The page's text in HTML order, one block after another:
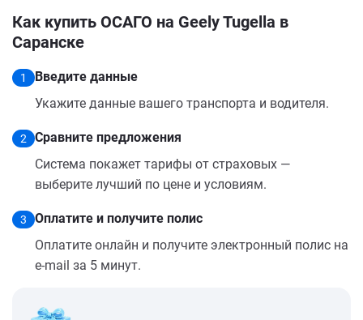
Как купить ОСАГО на Geely Tugella в
Саранске
1
Введите данные
Укажите данные вашего транспорта и водителя.
2
Сравните предложения
Система покажет тарифы от страховых —
выберите лучший по цене и условиям.
3
Оплатите и получите полис
Оплатите онлайн и получите электронный полис на
e-mail за 5 минут.